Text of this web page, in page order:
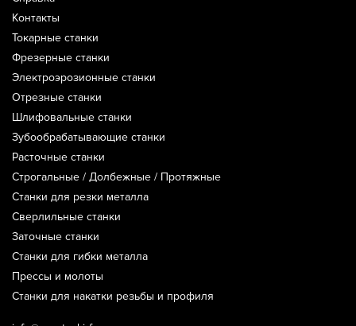
Контакты
Токарные станки
Фрезерные станки
Электроэрозионные станки
Отрезные станки
Шлифовальные станки
Зубообрабатывающие станки
Расточные станки
Строгальные / Долбежные / Протяжные
Станки для резки металла
Сверлильные станки
Заточные станки
Станки для гибки металла
Прессы и молоты
Станки для накатки резьбы и профиля